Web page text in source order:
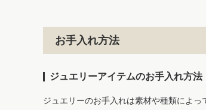
お手入れ方法
ジュエリーアイテムのお手入れ方法
ジュエリーのお手入れは素材や種類によ